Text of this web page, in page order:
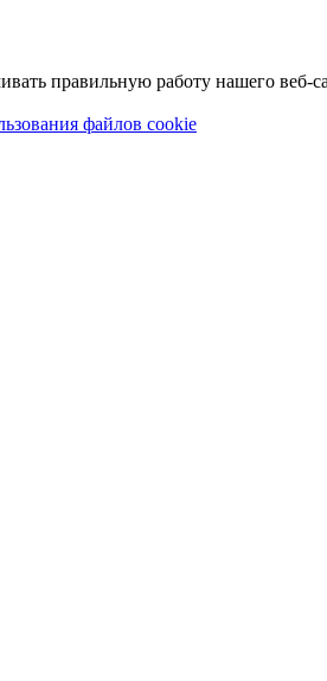
правильную работу нашего веб-
файлов cookie